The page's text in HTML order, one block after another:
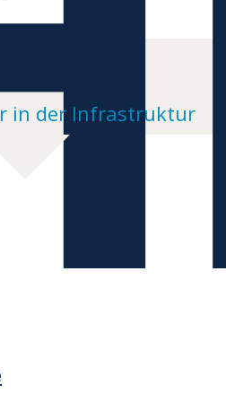
in der Infrastruktur